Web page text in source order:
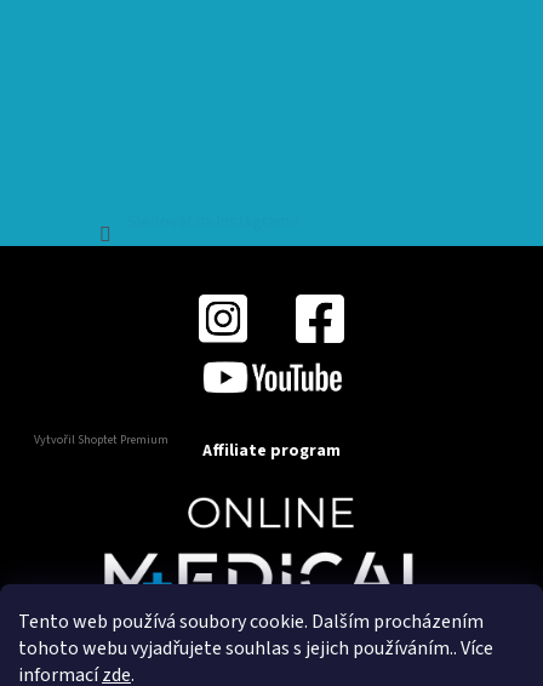
Tento web používá soubory cookie. Dalším procházením
tohoto webu vyjadřujete souhlas s jejich používáním.. Více
informacízde.
Vytvořil Shoptet Premium Affiliate program
Copyright 2025OnlineMedical.cz. Všechna práva